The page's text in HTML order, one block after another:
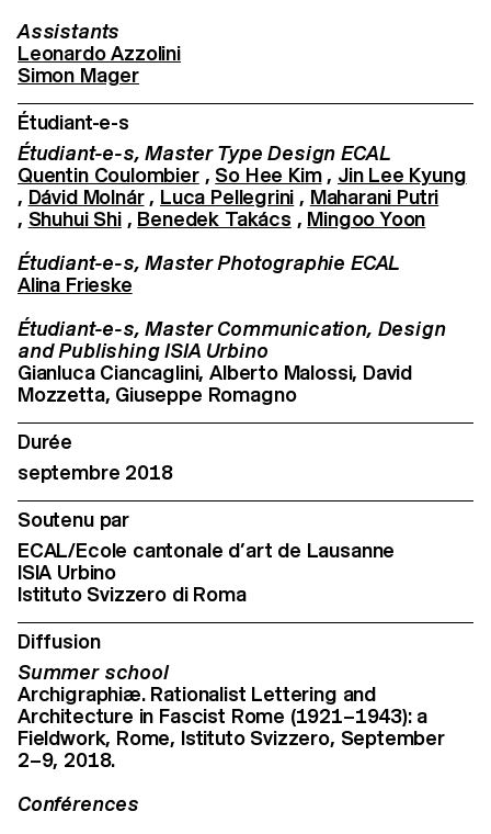
Assistants
Leonardo Azzolini
Simon Mager
Étudiant-e-s
Étudiant-e-s, Master Type Design ECAL
Quentin Coulombier, So Hee Kim, Jin Lee Kyung
, Dávid Molnár, Luca Pellegrini , Maharani Putri
, Shuhui Shi, Benedek Takács , Mingoo Yoon
Étudiant-e-s, Master Photographie ECAL
Alina Frieske
Étudiant-e-s, Master Communication, Design
and Publishing ISIA Urbino
Gianluca Ciancaglini, Alberto Malossi, David
Mozzetta, Giuseppe Romagno
Durée
septembre 2018
Soutenu par
ECAL/Ecole cantonale d’art de Lausanne
ISIA Urbino
Istituto Svizzero di Roma
Diffusion
Summer school
Archigraphiæ. Rationalist Lettering and
Architecture in Fascist Rome (1921–1943): a
Fieldwork, Rome, Istituto Svizzero, September
2–9, 2018.
Conférences